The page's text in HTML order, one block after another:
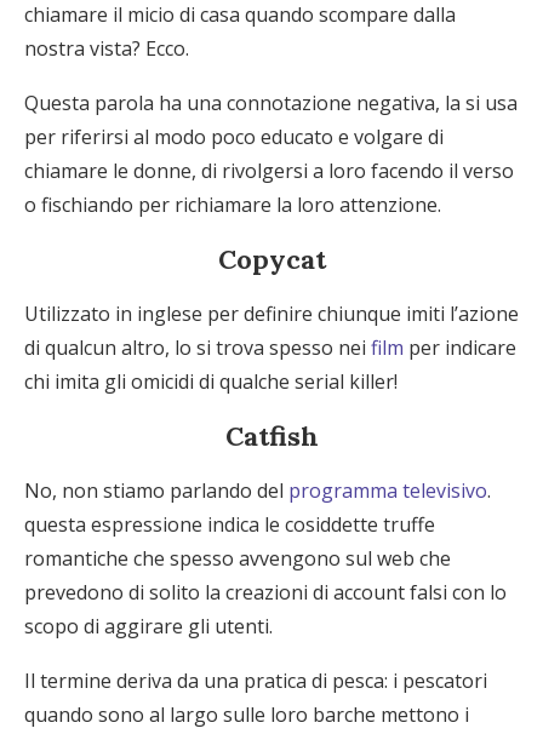
chiamare il micio di casa quando scompare dalla
nostra vista? Ecco.
Questa parola ha una connotazione negativa, la si usa
per riferirsi al modo poco educato e volgare di
chiamare le donne, di rivolgersi a loro facendo il verso
o fischiando per richiamare la loro attenzione.
Copycat
Utilizzato in inglese per definire chiunque imiti l’azione
di qualcun altro, lo si trova spesso nei film per indicare
chi imita gli omicidi di qualche serial killer!
Catfish
No, non stiamo parlando del programma televisivo.
questa espressione indica le cosiddette truffe
romantiche che spesso avvengono sul web che
prevedono di solito la creazioni di account falsi con lo
scopo di aggirare gli utenti.
Il termine deriva da una pratica di pesca: i pescatori
quando sono al largo sulle loro barche mettono i